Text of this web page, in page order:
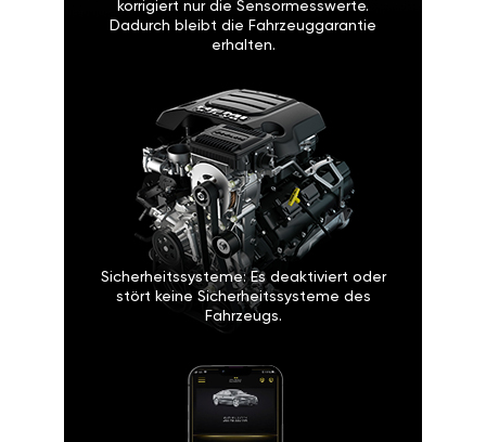
korrigiert nur die Sensormesswerte.
Dadurch bleibt die Fahrzeuggarantie
erhalten.
Sicherheitssysteme: Es deaktiviert oder
stört keine Sicherheitssysteme des
Fahrzeugs.